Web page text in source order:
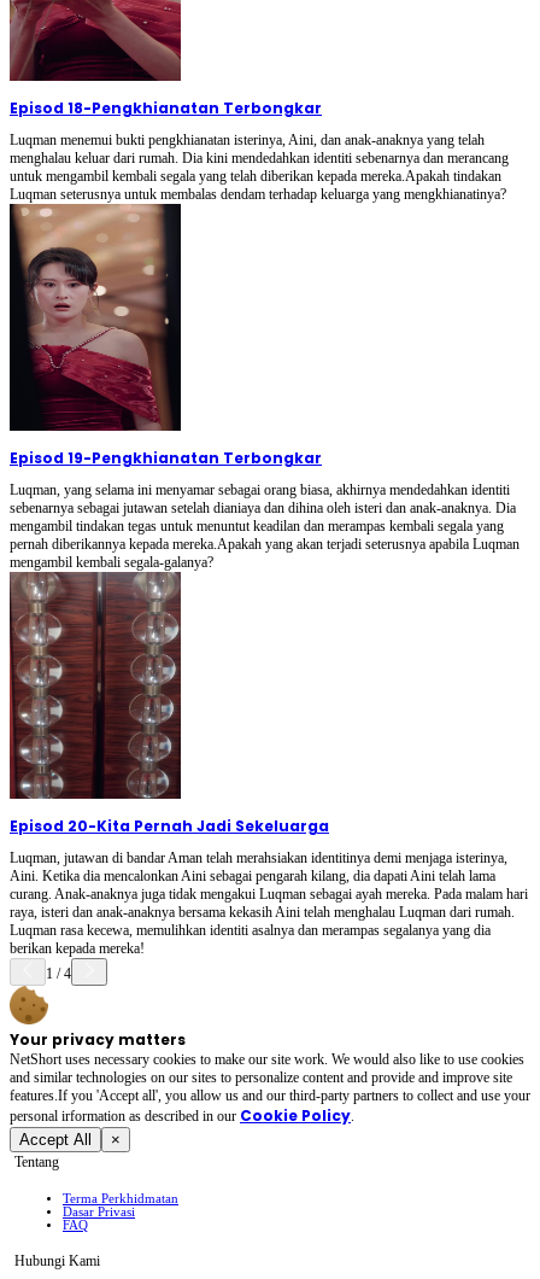
Episod 18-Pengkhianatan Terbongkar
Luqman menemui bukti pengkhianatan isterinya, Aini, dan anak-anaknya yang telah
menghalau keluar dari rumah. Dia kini mendedahkan identiti sebenarnya dan merancang
untuk mengambil kembali segala yang telah diberikan kepada mereka.Apakah tindakan
Luqman seterusnya untuk membalas dendam terhadap keluarga yang mengkhianatinya?
Episod 19-Pengkhianatan Terbongkar
Luqman, yang selama ini menyamar sebagai orang biasa, akhirnya mendedahkan identiti
sebenarnya sebagai jutawan setelah dianiaya dan dihina oleh isteri dan anak-anaknya. Dia
mengambil tindakan tegas untuk menuntut keadilan dan merampas kembali segala yang
pernah diberikannya kepada mereka.Apakah yang akan terjadi seterusnya apabila Luqman
mengambil kembali segala-galanya?
Episod 20-Kita Pernah Jadi Sekeluarga
Luqman, jutawan di bandar Aman telah merahsiakan identitinya demi menjaga isterinya,
Aini. Ketika dia mencalonkan Aini sebagai pengarah kilang, dia dapati Aini telah lama
curang. Anak-anaknya juga tidak mengakui Luqman sebagai ayah mereka. Pada malam hari
raya, isteri dan anak-anaknya bersama kekasih Aini telah menghalau Luqman dari rumah.
Luqman rasa kecewa, memulihkan identiti asalnya dan merampas segalanya yang dia
berikan kepada mereka!
1 /4
Your privacy matters
NetShort uses necessary cookies to make our site work. We would also like to use cookies
and similar technologies on our sites to personalize content and provide and improve site
features.If you 'Accept all', you allow us and our third-party partners to collect and use your
personal irformation as described in our Cookie Policy.
Accept All ×
Tentang
Terma Perkhidmatan
Dasar Privasi
FAQ
Hubungi Kami